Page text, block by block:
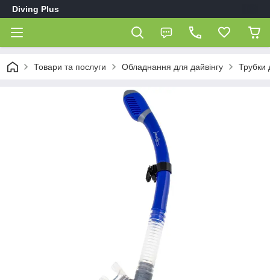
Diving Plus
Товари та послуги Обладнання для дайвінгу Трубки